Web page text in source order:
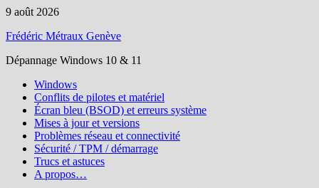
Passer
contenu
9 août 2026
Frédéric Métraux Genève
Dépannage Windows 10 & 11
Windows
Conflits de pilotes et matériel
Écran bleu (BSOD) et erreurs système
Mises à jour et versions
Problèmes réseau et connectivité
Sécurité / TPM / démarrage
Trucs et astuces
A propos…